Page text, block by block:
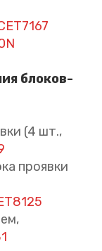
блоков-
(4 шт.,
проявки